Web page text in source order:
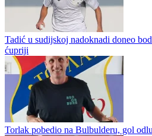
Tadić u sudijskoj nadoknadi doneo
ćupriji
Torlak pobedio na Bulbulderu, gol